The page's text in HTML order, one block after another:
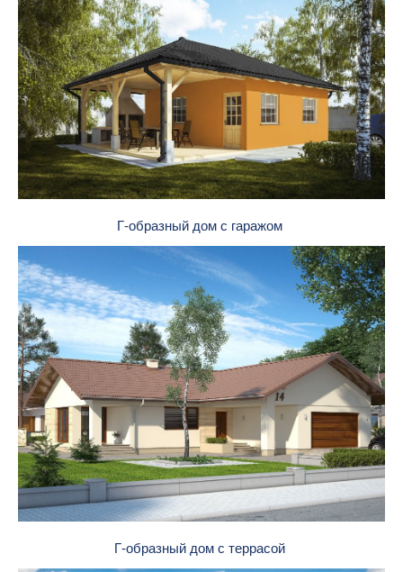
Г-образный дом с гаражом
Г-образный дом с террасой